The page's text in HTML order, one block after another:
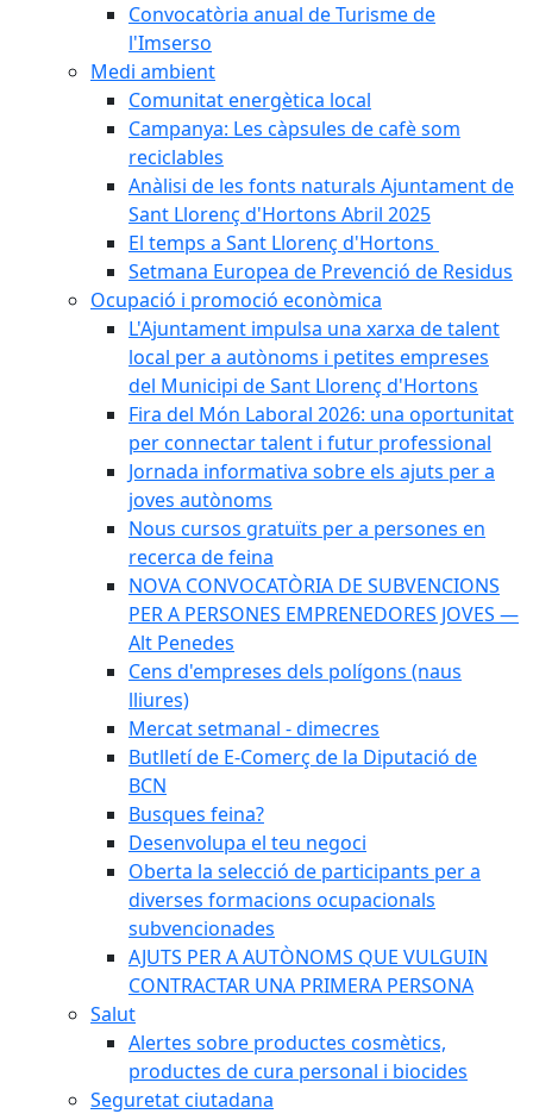
Convocatòria anual de Turisme de
l'Imserso
Medi ambient
Comunitat energètica local
Campanya: Les càpsules de cafè som
reciclables
Anàlisi de les fonts naturals Ajuntament de
Sant Llorenç d'Hortons Abril 2025
El temps a Sant Llorenç d'Hortons
Setmana Europea de Prevenció de Residus
Ocupació i promoció econòmica
L'Ajuntament impulsa una xarxa de talent
local per a autònoms i petites empreses
del Municipi de Sant Llorenç d'Hortons
Fira del Món Laboral 2026: una oportunitat
per connectar talent i futur professional
Jornada informativa sobre els ajuts per a
joves autònoms
Nous cursos gratuïts per a persones en
recerca de feina
NOVA CONVOCATÒRIA DE SUBVENCIONS
PER A PERSONES EMPRENEDORES JOVES —
Alt Penedes
Cens d'empreses dels polígons (naus
lliures)
Mercat setmanal - dimecres
Butlletí de E-Comerç de la Diputació de
BCN
Busques feina?
Desenvolupa el teu negoci
Oberta la selecció de participants per a
diverses formacions ocupacionals
subvencionades
AJUTS PER A AUTÒNOMS QUE VULGUIN
CONTRACTAR UNA PRIMERA PERSONA
Salut
Alertes sobre productes cosmètics,
productes de cura personal i biocides
Seguretat ciutadana